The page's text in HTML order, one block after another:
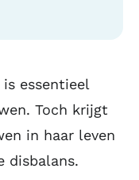
is essentieel
Toch krijgt
in haar leven
disbalans.